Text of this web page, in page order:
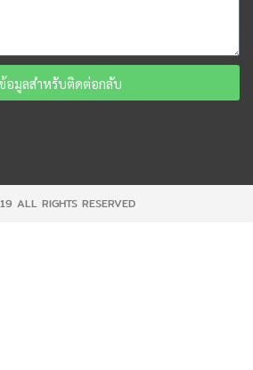
อมูลสำหรับติดต่อกลับ
ALL RIGHTS RESERVED​